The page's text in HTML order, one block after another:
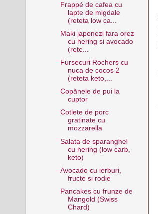
Frappé de cafea cu
lapte de migdale
(reteta low ca...
Maki japonezi fara orez
cu hering si avocado
(rete...
Fursecuri Rochers cu
nuca de cocos 2
(reteta keto,...
Copănele de pui la
cuptor
Cotlete de porc
gratinate cu
mozzarella
Salata de sparanghel
cu hering (low carb,
keto)
Avocado cu ierburi,
fructe si rodie
Pancakes cu frunze de
Mangold (Swiss
Chard)